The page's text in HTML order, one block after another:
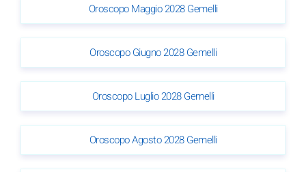
Oroscopo Maggio 2028 Gemelli
Oroscopo Giugno 2028 Gemelli
Oroscopo Luglio 2028 Gemelli
Oroscopo Agosto 2028 Gemelli